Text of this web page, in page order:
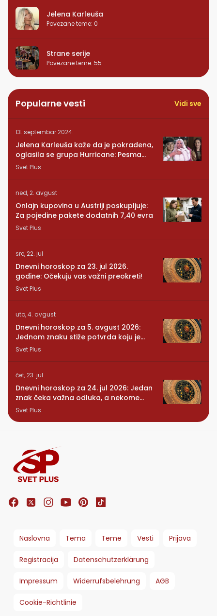
Jelena Karleuša
Povezane teme: 0
Strane serije
Povezane teme: 55
Popularne vesti Vidi sve
13. septembar 2024.
Jelena Karleuša kaže da je pokradena,
oglasila se grupa Hurricane: Pesma
RUNDE je naša!
Svet Plus
ned, 2. avgust
Onlajn kupovina u Austriji poskupljuje:
Za pojedine pakete dodatnih 7,40 evra
Svet Plus
sre, 22. jul
Dnevni horoskop za 23. jul 2026.
godine: Očekuju vas važni preokreti!
Svet Plus
uto, 4. avgust
Dnevni horoskop za 5. avgust 2026:
Jednom znaku stiže potvrda koju je
dugo čekao
Svet Plus
čet, 23. jul
Dnevni horoskop za 24. jul 2026: Jedan
znak čeka važna odluka, a nekome
stiže iznenađenje
Svet Plus
Naslovna Tema Teme Vesti Prijava
Registracija Datenschutzerklärung
Impressum Widerrufsbelehrung AGB
Cookie-Richtlinie